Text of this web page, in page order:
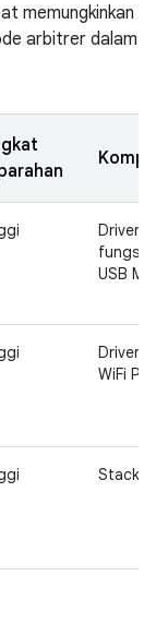
memungkinkan
arbitrer dalam
Driver
fungsi
USB
Driver
WiFi
Stack